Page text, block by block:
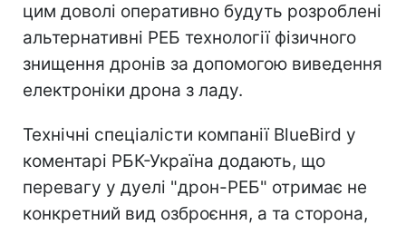
цим доволі оперативно будуть розроблені
альтернативні РЕБ технології фізичного
знищення дронів за допомогою виведення
електроніки дрона з ладу.
Технічні спеціалісти компанії BlueBird у
коментарі РБК-Україна додають, що
перевагу у дуелі "дрон-РЕБ" отримає не
конкретний вид озброєння, а та сторона,